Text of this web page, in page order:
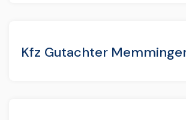
Kfz Gutachter